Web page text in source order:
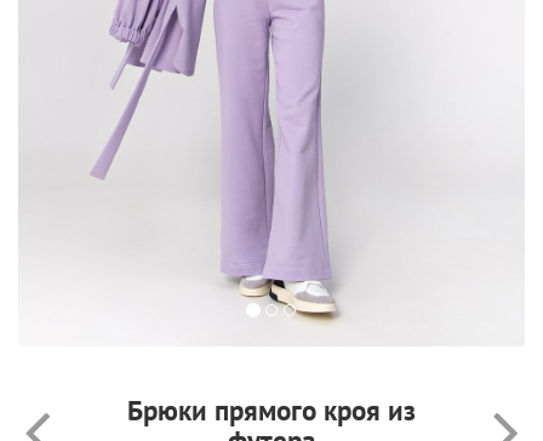
Брюки прямого кроя из